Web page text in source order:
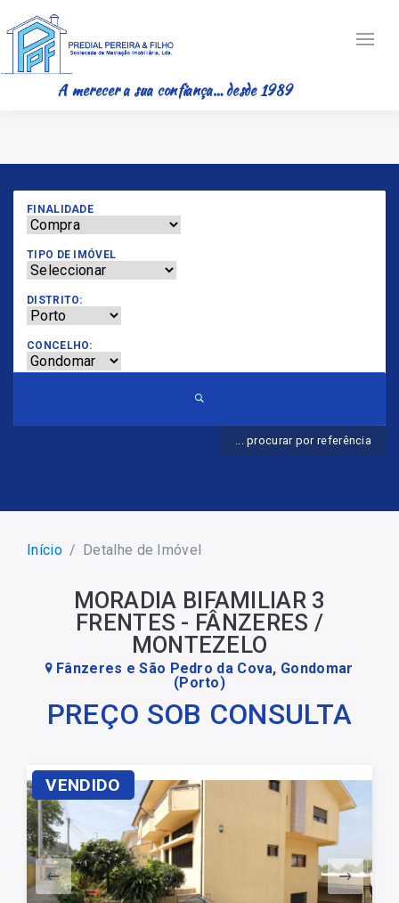
A merecer a sua confiança… desde 1989
FINALIDADE
TIPO DE IMÓVEL
DISTRITO:
CONCELHO:
... procurar por referência
Início Detalhe de Imóvel
MORADIA BIFAMILIAR 3
FRENTES - FÂNZERES /
MONTEZELO
Fânzeres e São Pedro da Cova, Gondomar
(Porto)
PREÇO SOB CONSULTA
VENDIDO